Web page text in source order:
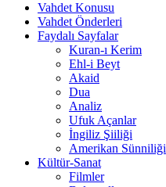
Vahdet Konusu
Vahdet Önderleri
Faydalı Sayfalar
Kuran-ı Kerim
Ehl-i Beyt
Akaid
Dua
Analiz
Ufuk Açanlar
İngiliz Şiiliği
Amerikan Sünniliği
Kültür-Sanat
Filmler